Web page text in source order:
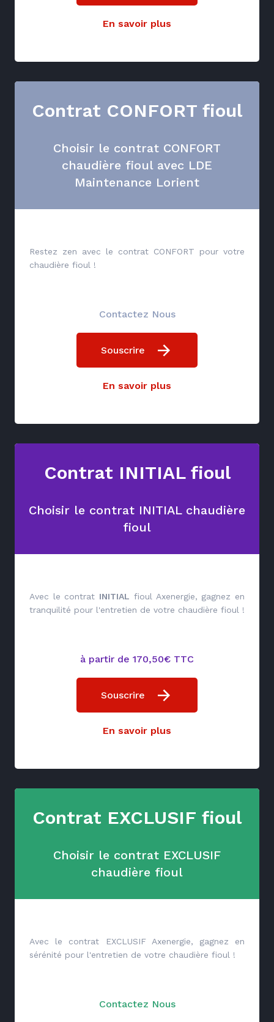
En savoir plus
Contrat CONFORT fioul
Choisir le contrat CONFORT
chaudière fioul avec LDE
Maintenance Lorient
Restez zen avec le contrat CONFORT pour votre
chaudière fioul !
Contactez Nous
Souscrire
En savoir plus
Contrat INITIAL fioul
Choisir le contrat INITIAL chaudière
fioul
Avec le contrat INITIAL fioul Axenergie, gagnez en
tranquilité pour l'entretien de votre chaudière fioul !
à partir de 170,50€ TTC
Souscrire
En savoir plus
Contrat EXCLUSIF fioul
Choisir le contrat EXCLUSIF
chaudière fioul
Avec le contrat EXCLUSIF Axenergie, gagnez en
sérénité pour l'entretien de votre chaudière fioul !
Contactez Nous